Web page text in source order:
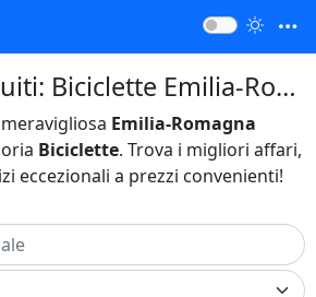
Annunci Gratuiti: Biciclette Emilia-Romagna Italia
Emilia-Romagna
Biciclette. Trova i migliori affari,
eccezionali a prezzi convenienti!